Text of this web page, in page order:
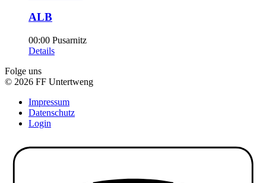
ALB
00:00 Pusarnitz
Details
Folge uns
© 2026 FF Untertweng
Impressum
Datenschutz
Login